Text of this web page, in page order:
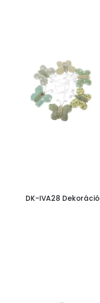
DK-IVA28 Dekoráció